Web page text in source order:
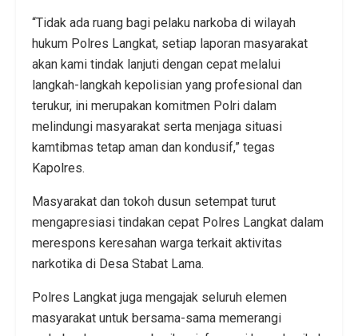
“Tidak ada ruang bagi pelaku narkoba di wilayah
hukum Polres Langkat, setiap laporan masyarakat
akan kami tindak lanjuti dengan cepat melalui
langkah-langkah kepolisian yang profesional dan
terukur, ini merupakan komitmen Polri dalam
melindungi masyarakat serta menjaga situasi
kamtibmas tetap aman dan kondusif,” tegas
Kapolres.
Masyarakat dan tokoh dusun setempat turut
mengapresiasi tindakan cepat Polres Langkat dalam
merespons keresahan warga terkait aktivitas
narkotika di Desa Stabat Lama.
Polres Langkat juga mengajak seluruh elemen
masyarakat untuk bersama-sama memerangi